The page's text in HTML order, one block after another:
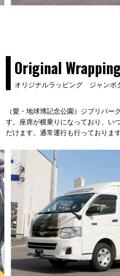
Original
オリジナルラッピング ジャンボ
（愛・地球博記念公園）ジブリパー
す。座席が横乗りになっており、い
だけます。通常運行も行っております